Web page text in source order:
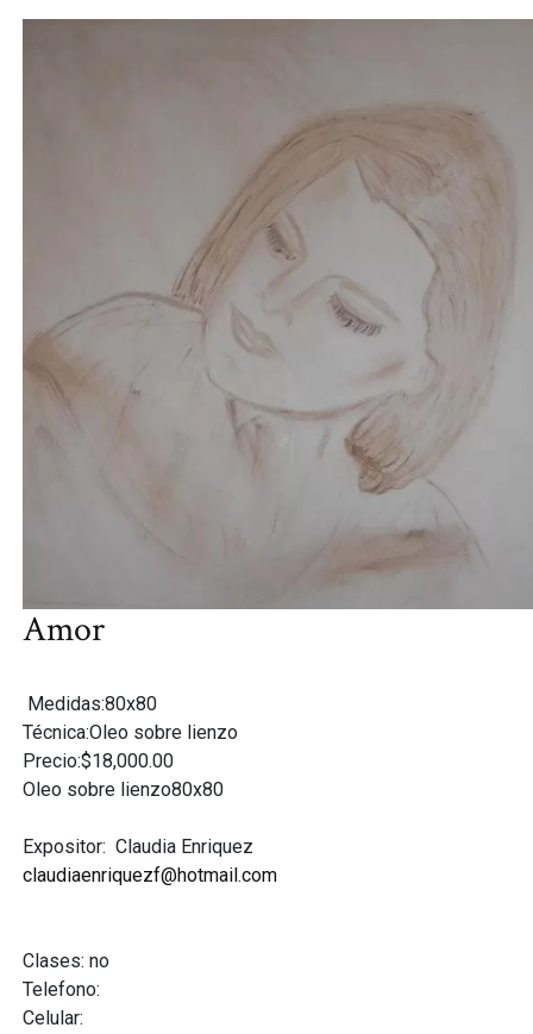
Amor
Medidas:80x80
Técnica:Oleo sobre lienzo
Precio:$18,000.00
Oleo sobre lienzo80x80
Expositor: Claudia Enriquez
claudiaenriquezf@hotmail.com
Clases: no
Telefono:
Celular: